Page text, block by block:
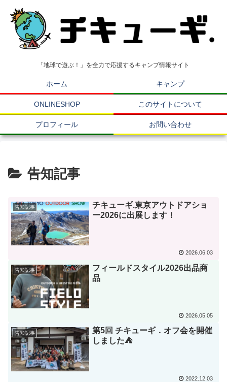
「地球で遊ぶ！」を全力で応援するキャンプ情報サイト
ホーム キャンプ
ONLINESHOP このサイトについて
プロフィール お問い合わせ
告知記事
告知記事
チキューギ.東京アウトドアショ
ー2026に出展します！
2026.06.03
告知記事
フィールドスタイル2026出品商
品
2026.05.05
告知記事
第5回 チキューギ．オフ会を開催
しました⛺
2022.12.03